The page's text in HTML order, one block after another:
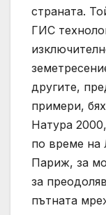
страната.
ГИС
другите,
примери,
Натура
по време на
Париж, за
за
пътната